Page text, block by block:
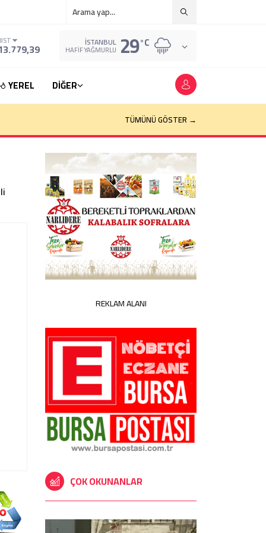
İSTANBUL
HAFIF YAĞMURLU 29°C
YEREL
DİĞER
TÜMÜNÜ GÖSTER →
REKLAM ALANI
ÇOK OKUNANLAR